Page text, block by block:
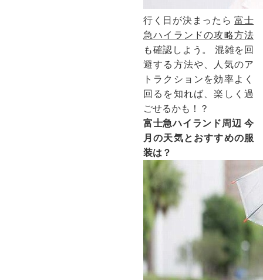
行く日が決まったら富士
急ハイランドの攻略方法
も確認しよう。 混雑を回
避する方法や、人気のア
トラクションを効率よく
回るを知れば、楽しく過
ごせるかも！？
富士急ハイランド周辺 今
月の天気とおすすめの服
装は？